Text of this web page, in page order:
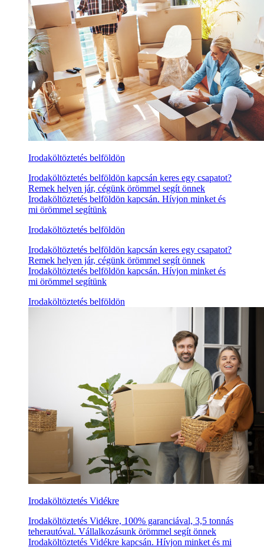
Irodaköltöztetés belföldön
Irodaköltöztetés belföldön kapcsán keres egy csapatot?
Remek helyen jár, cégünk örömmel segít önnek
Irodaköltöztetés belföldön kapcsán. Hívjon minket és
mi örömmel segítünk
Irodaköltöztetés belföldön
Irodaköltöztetés belföldön kapcsán keres egy csapatot?
Remek helyen jár, cégünk örömmel segít önnek
Irodaköltöztetés belföldön kapcsán. Hívjon minket és
mi örömmel segítünk
Irodaköltöztetés belföldön
Irodaköltöztetés Vidékre
Irodaköltöztetés Vidékre, 100% garanciával, 3,5 tonnás
teherautóval. Vállalkozásunk örömmel segít önnek
Irodaköltöztetés Vidékre kapcsán. Hívjon minket és mi